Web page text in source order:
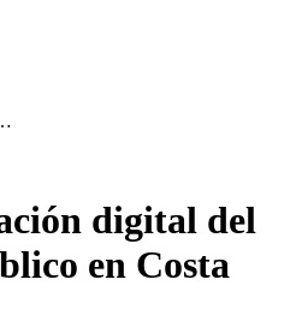
digital del
en Costa